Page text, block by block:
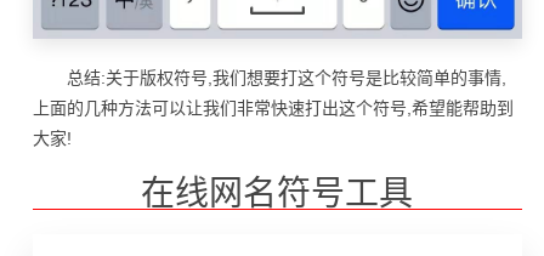
总结:关于版权符号,我们想要打这个符号是比较简单的事情,
上面的几种方法可以让我们非常快速打出这个符号,希望能帮助到
大家!
在线网名符号工具